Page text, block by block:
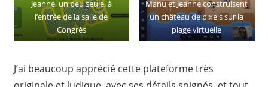
Jeanne, un peu seule, à
l’entrée de la salle de
Congrès
Manu et Jeanne construisent
un château de pixels sur la
plage virtuelle
J’ai beaucoup apprécié cette plateforme très